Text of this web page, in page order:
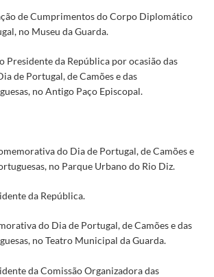
de Cumprimentos do Corpo Diplomático
no Museu da Guarda.
Presidente da República por ocasião das
de Portugal, de Camões e das
no Antigo Paço Episcopal.
do Dia de Portugal, de Camões e
no Parque Urbano do Rio Diz.
da República.
do Dia de Portugal, de Camões e das
no Teatro Municipal da Guarda.
da Comissão Organizadora das